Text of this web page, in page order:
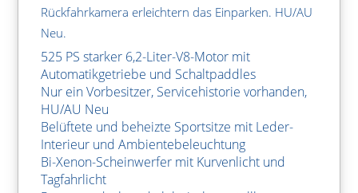
Rückfahrkamera erleichtern das Einparken. HU/AU
Neu.
525 PS starker 6,2-Liter-V8-Motor mit
Automatikgetriebe und Schaltpaddles
Nur ein Vorbesitzer, Servicehistorie vorhanden,
HU/AU Neu
Belüftete und beheizte Sportsitze mit Leder-
Interieur und Ambientebeleuchtung
Bi-Xenon-Scheinwerfer mit Kurvenlicht und
Tagfahrlicht